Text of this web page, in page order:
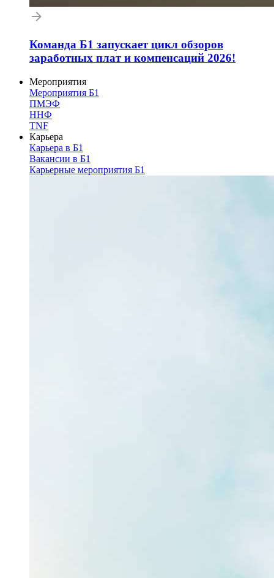
Команда Б1 запускает цикл обзоров
заработных плат и компенсаций 2026!
Мероприятия
Мероприятия Б1
ПМЭФ
ННФ
TNF
Карьера
Карьера в Б1
Вакансии в Б1
Карьерные мероприятия Б1